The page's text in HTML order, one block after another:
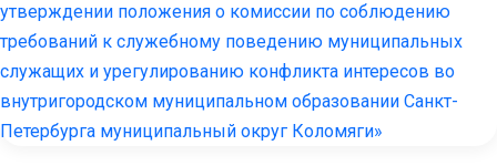
утверждении положения о комиссии по соблюдению
требований к служебному поведению муниципальных
служащих и урегулированию конфликта интересов во
внутригородском муниципальном образовании Санкт-
Петербурга муниципальный округ Коломяги»